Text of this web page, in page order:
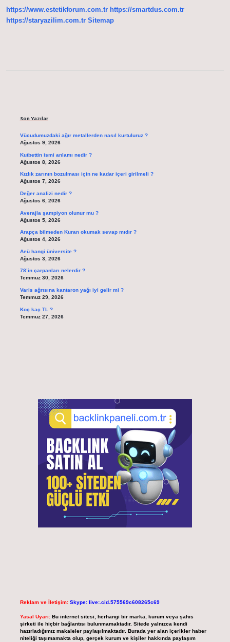
https://www.estetikforum.com.tr https://smartdus.com.tr
https://staryazilim.com.tr Sitemap
Son Yazılar
Vücudumuzdaki ağır metallerden nasıl kurtuluruz ?
Ağustos 9, 2026
Kutbettin ismi anlamı nedir ?
Ağustos 8, 2026
Kızlık zarının bozulması için ne kadar içeri girilmeli ?
Ağustos 7, 2026
Değer analizi nedir ?
Ağustos 6, 2026
Averajla şampiyon olunur mu ?
Ağustos 5, 2026
Arapça bilmeden Kuran okumak sevap mıdır ?
Ağustos 4, 2026
Aeü hangi üniversite ?
Ağustos 3, 2026
78’in çarpanları nelerdir ?
Temmuz 30, 2026
Varis ağrısına kantaron yağı iyi gelir mi ?
Temmuz 29, 2026
Koç kaç TL ?
Temmuz 27, 2026
Reklam ve İletişim: Skype: live:.cid.575569c608265c69
Yasal Uyarı: Bu internet sitesi, herhangi bir marka, kurum veya şahıs
şirketi ile hiçbir bağlantısı bulunmamaktadır. Sitede yalnızca kendi
hazırladığımız makaleler paylaşılmaktadır. Burada yer alan içerikler haber
niteliği taşımamakta olup, gerçek kurum ve kişiler hakkında paylaşım